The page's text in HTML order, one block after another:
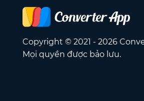
Copyright © 2021 - 2026
Mọi quyền được bảo lưu.